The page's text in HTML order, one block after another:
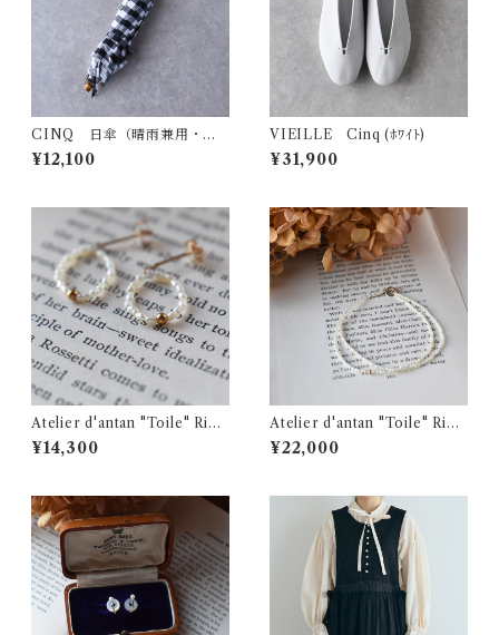
CINQ 日傘（晴雨兼用・折
りたたみ・ｷﾞﾝｶﾞﾑ）
¥12,100
VIEILLE Cinq (ﾎﾜｲﾄ)
¥31,900
Atelier d'antan "Toile" Rice
Pearl Pierce
¥14,300
Atelier d'antan "Toile" Rice
Pearl Bracelet (2)
¥22,000